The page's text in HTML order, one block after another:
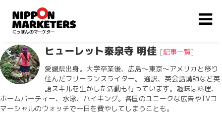
ヒューレット秦泉寺 明佳 [記事一覧]
愛媛県出身。大学卒業後、広島〜東京〜アメリカと移り
住んだフリーランスライター。 通訳、英会話講師など英
語スキルを生かした活動も行っています。趣味は料理、
ホームパーティー、水泳、ハイキング。各国のユニークな広告やTVコ
マーシャルのウォッチで一日を費やしてしまうことも。